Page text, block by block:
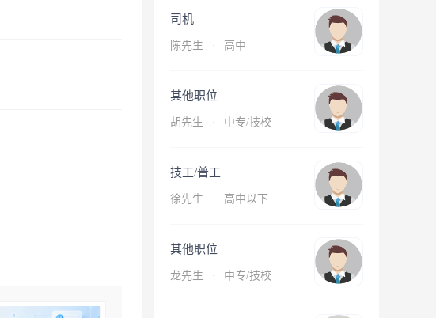
司机
陈先生 · 高中
其他职位
胡先生 · 中专/技校
技工/普工
徐先生 · 高中以下
其他职位
龙先生 · 中专/技校